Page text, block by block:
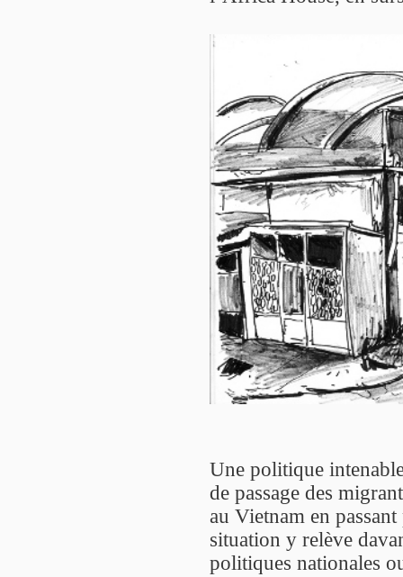
Une politique
de passage des
au Vietnam en
situation y relève
politiques nationales